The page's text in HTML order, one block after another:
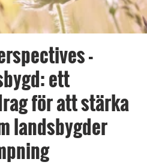
-
ett
för att stärka
landsbygder